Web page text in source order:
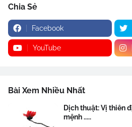
Chia Sẻ
Facebook
YouTube
Bài Xem Nhiều Nhất
Dịch thuật: Vị thiên
mệnh .....